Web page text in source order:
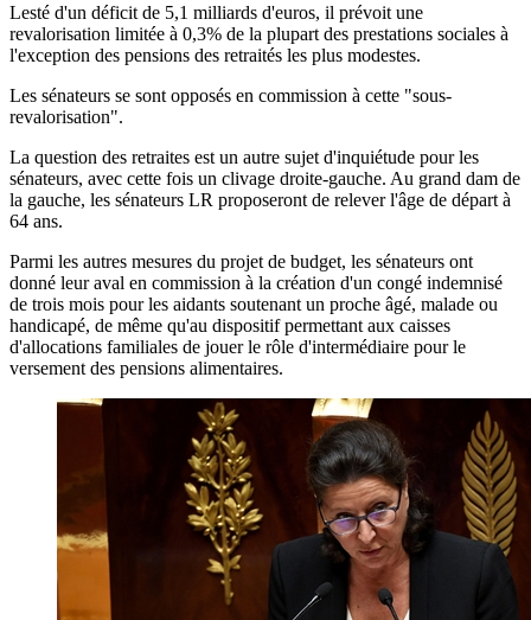
Lesté d'un déficit de 5,1 milliards d'euros, il prévoit une
revalorisation limitée à 0,3% de la plupart des prestations sociales à
l'exception des pensions des retraités les plus modestes.
Les sénateurs se sont opposés en commission à cette "sous-
revalorisation".
La question des retraites est un autre sujet d'inquiétude pour les
sénateurs, avec cette fois un clivage droite-gauche. Au grand dam de
la gauche, les sénateurs LR proposeront de relever l'âge de départ à
64 ans.
Parmi les autres mesures du projet de budget, les sénateurs ont
donné leur aval en commission à la création d'un congé indemnisé
de trois mois pour les aidants soutenant un proche âgé, malade ou
handicapé, de même qu'au dispositif permettant aux caisses
d'allocations familiales de jouer le rôle d'intermédiaire pour le
versement des pensions alimentaires.